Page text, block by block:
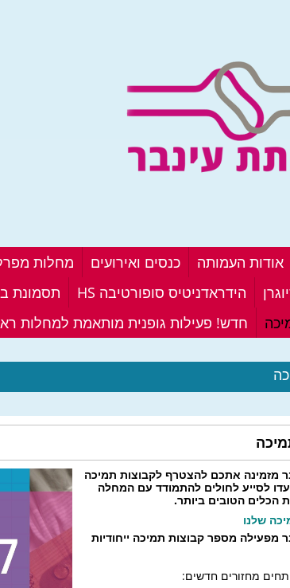
אודות העמותה כנסים ואירועים מחלות
הידראדניטיס סופורטיבה HS תסמונת
חדש! פעילות גופנית מותאמת למחלות
מזמינה אתכם להצטרף לקבוצות תמיכה
לסייע לחולים להתמודד עם המחלה
הכלים הטובים ביותר.
שלנו
מפעילה מספר קבוצות תמיכה ייחודיות
מחזורים חדשים: